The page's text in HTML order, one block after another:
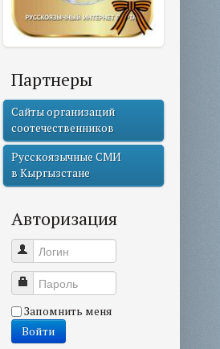
Партнеры
Сайты организаций
соотечественников
Русскоязычные СМИ
в Кыргызстане
Авторизация
Логин
Пароль
Запомнить меня
Войти